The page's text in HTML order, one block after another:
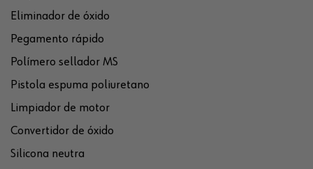
Eliminador de óxido
Pegamento rápido
Polímero sellador MS
Pistola espuma poliuretano
Limpiador de motor
Convertidor de óxido
Silicona neutra